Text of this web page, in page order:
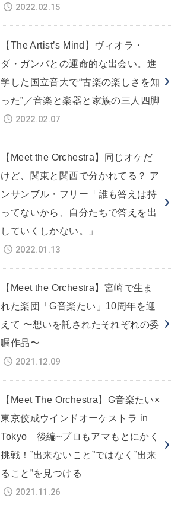
2022.02.15
【The Artist’s Mind】ヴィオラ・
ダ・ガンバとの運命的な出会い。進
学した国立音大で“古楽の楽しさを知
った”／音楽と楽器と家族の三人四脚
2022.02.07
【Meet the Orchestra】同じオケだ
けど、関東と関西で分かれてる？ ア
ンサンブル・フリー「誰も答えは持
ってないから、自分たちで答えを出
していくしかない。」
2022.01.13
【Meet the Orchestra】宮崎で生ま
れた楽団「G音楽たい」10周年を迎
えて 〜想いを託されたそれぞれの委
嘱作品〜
2021.12.09
【Meet The Orchestra】G音楽たい×
東京佼成ウインドオーケストラ in
Tokyo 後編~プロもアマもとにかく
挑戦！”出来ないこと”ではなく”出来
ること”を見つける
2021.11.26